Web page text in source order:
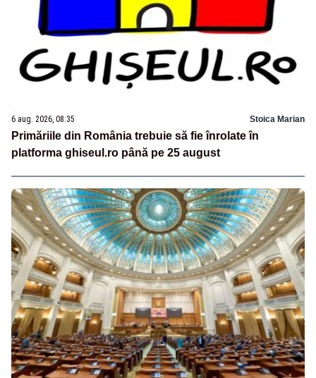
6 aug. 2026, 08:35 Stoica Marian
Primăriile din România trebuie să fie înrolate în
platforma ghiseul.ro până pe 25 august